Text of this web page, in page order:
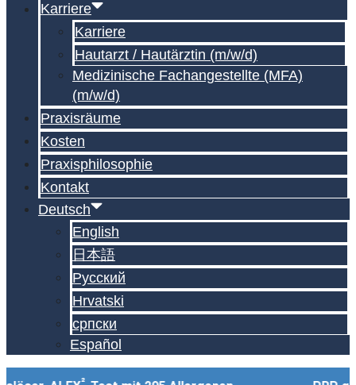
Karriere
Karriere
Hautarzt / Hautärztin (m/w/d)
Medizinische Fachangestellte (MFA)
(m/w/d)
Praxisräume
Kosten
Praxisphilosophie
Kontakt
Deutsch
English
日本語
Русский
Hrvatski
српски
Español
²